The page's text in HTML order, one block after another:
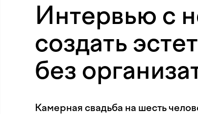
Интервью с
создать
без
Камерная свадьба на шесть